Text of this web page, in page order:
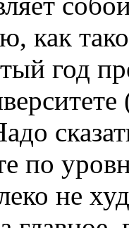
как
год
по
не